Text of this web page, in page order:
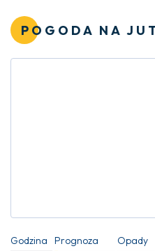
POGODA NA
Godzina Prognoza Opady